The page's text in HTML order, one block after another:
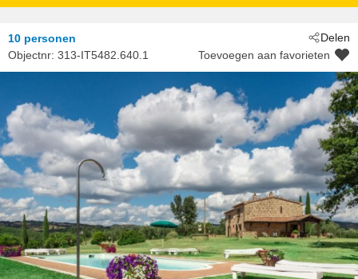
Delen
10 personen
Objectnr: 313-IT5482.640.1 Toevoegen aan favorieten